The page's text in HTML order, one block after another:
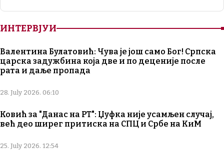
ИНТЕРВЈУИ
Валентина Булатовић: Чува је још само Бог! Српска
царска задужбина која две и по деценије после
рата и даље пропада
28. July 2026. 06:10
Ковић за "Данас на РТ": Џуфка није усамљен случај,
већ део ширег притиска на СПЦ и Србе на КиМ
25. July 2026. 12:54